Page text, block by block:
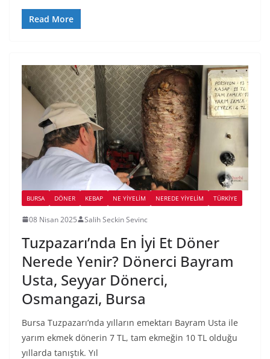
Read More
BURSA DÖNER KEBAP NE YİYELİM NEREDE YİYELİM TÜRKIYE
08 Nisan 2025 Salih Seckin Sevinc
Tuzpazarı’nda En İyi Et Döner
Nerede Yenir? Dönerci Bayram
Usta, Seyyar Dönerci,
Osmangazi, Bursa
Bursa Tuzpazarı’nda yılların emektarı Bayram Usta ile
yarım ekmek dönerin 7 TL, tam ekmeğin 10 TL olduğu
yıllarda tanıştık. Yıl